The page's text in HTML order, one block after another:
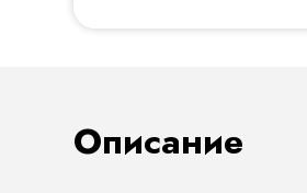
Описание